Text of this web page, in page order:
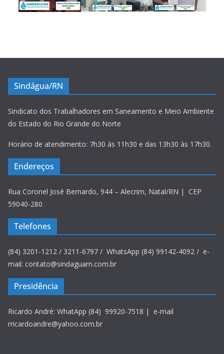
Sindágua/RN
Sindicato dos Trabalhadores em Saneamento e Meio Ambiente
do Estado do Rio Grande do Norte
Horário de atendimento: 7h30 às 11h30 e das 13h30 às 17h30.
Endereços
Rua Coronel José Bernardo, 944 – Alecrim, Natal/RN | CEP
59040-280
Telefones
(84) 3201-1212 / 3211-6797 / WhatsApp (84) 99142-4092 / e-
mail: contato@sindaguarn.com.br
Presidência
Ricardo André: WhatApp (84) 99920-7518 | e-mail
rricardoandre@yahoo.com.br